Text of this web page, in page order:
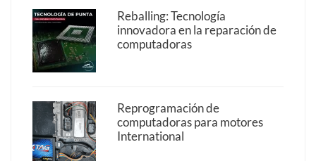
Reballing: Tecnología
innovadora en la reparación de
computadoras
Reprogramación de
computadoras para motores
International